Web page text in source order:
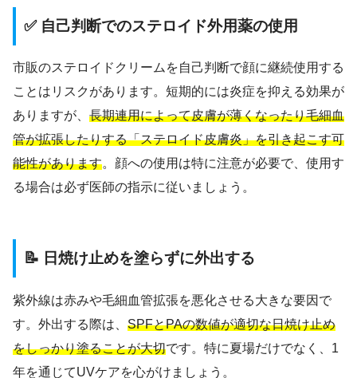
✅ 自己判断でのステロイド外用薬の使用
市販のステロイドクリームを自己判断で顔に継続使用する
ことはリスクがあります。短期的には炎症を抑える効果が
ありますが、 長期連用によって皮膚が薄くなったり毛細血
管が拡張したりする「ステロイド皮膚炎」を引き起こす可
能性があります。顔への使用は特に注意が必要で、使用す
る場合は必ず医師の指示に従いましょう。
📝 日焼け止めを塗らずに外出する
紫外線は赤みや毛細血管拡張を悪化させる大きな要因で
す。外出する際は、 SPFとPAの数値が適切な日焼け止め
をしっかり塗ることが大切です。特に夏場だけでなく、1
年を通じてUVケアを心がけましょう。